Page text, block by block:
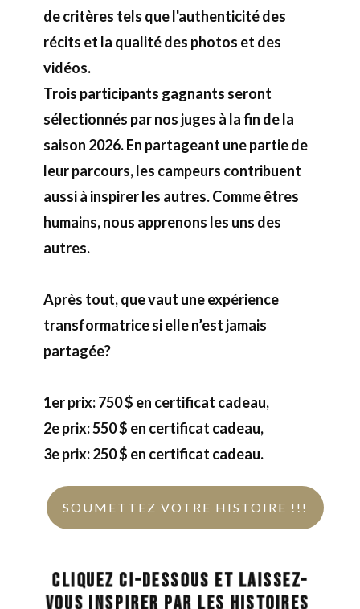
de critères tels que l'authenticité des
récits et la qualité des photos et des
vidéos.
Trois participants gagnants seront
sélectionnés par nos juges à la fin de la
saison 2026. En partageant une partie de
leur parcours, les campeurs contribuent
aussi à inspirer les autres. Comme êtres
humains, nous apprenons les uns des
autres.
Après tout, que vaut une expérience
transformatrice si elle n’est jamais
partagée?
1er prix: 750 $ en certificat cadeau,
2e prix: 550 $ en certificat cadeau,
3e prix: 250 $ en certificat cadeau.
SOUMETTEZ VOTRE HISTOIRE !!!
Cliquez ci-dessous et laissez-
vous inspirer par les histoires